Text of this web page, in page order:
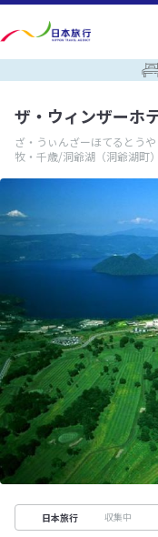
ザ・ウィンザーホ
ざ・うぃんざーほてるとう
牧・千歳/洞爺湖（洞爺湖町）
日本旅行 収集中